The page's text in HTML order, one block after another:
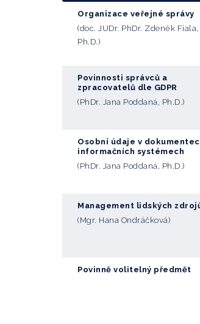
Organizace veřejné správy
(doc. JUDr. PhDr. Zdeněk Fiala,
Ph.D.)
Povinnosti správců a
zpracovatelů dle GDPR
(PhDr. Jana Poddaná, Ph.D.)
Osobní údaje v
informačních systémech
(PhDr. Jana Poddaná, Ph.D.)
Management lidských
(Mgr. Hana Ondráčková)
Povinně volitelný předmět